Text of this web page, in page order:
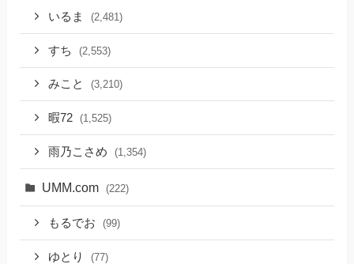
いるま (2,481)
すち (2,553)
みこと (3,210)
暇72 (1,525)
雨乃こさめ (1,354)
UMM.com (222)
もるでお (99)
ゆとり (77)